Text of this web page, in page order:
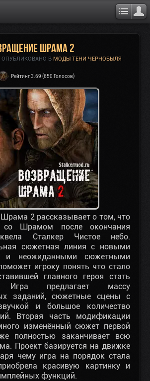
Шрама 2
ОПУБЛИКОВАНО В МОДЫ ТЕНИ ЧЕРНОБЫЛЯ
Рейтинг 3.69 (650 Голосов)
2 рассказывает о том, что
со Шрамом после окончания
Сталкер Чистое небо.
сюжетная линия с новыми
и неожиданными сюжетными
игроку понять что стало
главного героя стать
Игра предлагает массу
заданий, сюжетные сцены с
и большое количество
Вторая часть модификации
изменённый сюжет первой
полностью заканчивает всю
Проект базируется на движке
чему игра на порядок стала
красивую картинку и
функций.